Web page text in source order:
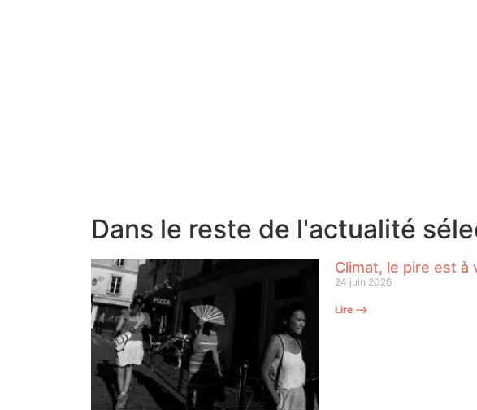
Dans le reste de l'actualité
Climat, le pire est à
24 juin 2026
Lire ⟶